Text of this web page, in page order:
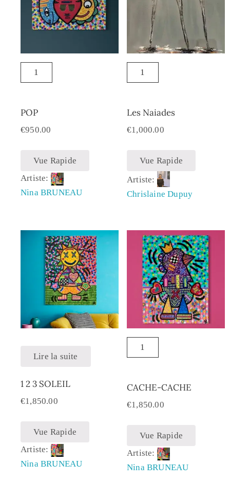
POP
€950.00
Vue Rapide
Artiste:
Nina BRUNEAU
Les Naiades
€1,000.00
Vue Rapide
Artiste:
Chrislaine Dupuy
Lire la suite
1 2 3 SOLEIL
€1,850.00
Vue Rapide
Artiste:
Nina BRUNEAU
CACHE-CACHE
€1,850.00
Vue Rapide
Artiste:
Nina BRUNEAU